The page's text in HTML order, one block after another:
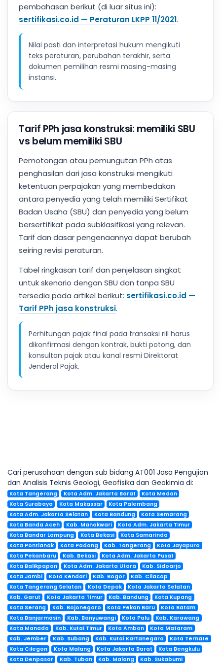
pembahasan berikut (di luar situs ini):
sertifikasi.co.id — Peraturan LKPP 11/2021.
Nilai pasti dan interpretasi hukum mengikuti
teks peraturan, perubahan terakhir, serta
dokumen pemilihan resmi masing-masing
instansi.
Tarif PPh jasa konstruksi: memiliki SBU
vs belum memiliki SBU
Pemotongan atau pemungutan PPh atas
penghasilan dari jasa konstruksi mengikuti
ketentuan perpajakan yang membedakan
antara penyedia yang telah memiliki Sertifikat
Badan Usaha (SBU) dan penyedia yang belum
bersertifikat pada subklasifikasi yang relevan.
Tarif dan dasar pengenaannya dapat berubah
seiring revisi peraturan.
Tabel ringkasan tarif dan penjelasan singkat
untuk skenario dengan SBU dan tanpa SBU
tersedia pada artikel berikut: sertifikasi.co.id —
Tarif PPh jasa konstruksi.
Perhitungan pajak final pada transaksi riil harus
dikonfirmasi dengan kontrak, bukti potong, dan
konsultan pajak atau kanal resmi Direktorat
Jenderal Pajak.
Cari perusahaan dengan sub bidang AT001 Jasa Pengujian
dan Analisis Teknis Geologi, Geofisika dan Geokimia di:
Kota Tangerang Kota Adm. Jakarta Barat
Kota Medan
Kota Surabaya
Kota Makassar
Kota Palembang
Kota Adm. Jakarta Selatan
Kota Bandung
Kota Semarang
Kota Banda Aceh
Kab. Manokwari
Kota Adm. Jakarta Timur
Kota Bandar Lampung
Kota Bekasi
Kota Samarinda
Kota Pontianak
Kota Padang Kab. Tangerang
Kota Jayapura
Kota Pekanbaru
Kab. Bekasi
Kota Adm. Jakarta Pusat
Kota Balikpapan
Kota Adm. Jakarta Utara
Kab. Sidoarjo
Kota Jambi
Kota Kendari Kab. Bogor
Kab. Cilacap
Kota Tangerang Selatan
Kota Depok
Kota Jakarta Selatan
Kab. Garut
Kota Jakarta Timur Kab. Bandung
Kota Kupang
Kota Serang
Kab. Bojonegoro Kota Pekan Baru
Kota Batam
Kota Banjarmasin
Kab. Banyuwangi Kota Palu
Kab. Karawang
Kota Manado
Kab. Kutai Timur Kota Ambon
Kota Mataram
Kab. Jember
Kab. Subang Kab. Kutai Kartanegara
Kota Ternate
Kota Cilegon
Kota Malang Kota Jakarta Barat
Kota Bengkulu
Kota Denpasar
Kab. Tuban Kab. Malang
Kab. Sukabumi